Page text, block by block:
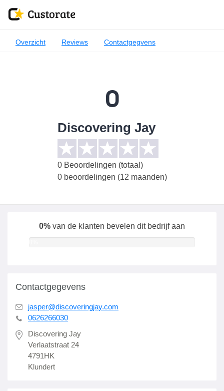
Overzicht Reviews Contactgegvens
0
Discovering Jay
0Beoordelingen (totaal)
0 beoordelingen (12 maanden)
0% van de klanten bevelen dit bedrijf aan
Contactgegevens
jasper@discoveringjay.com
0626266030
Discovering Jay
Verlaatstraat 24
4791HK
Klundert